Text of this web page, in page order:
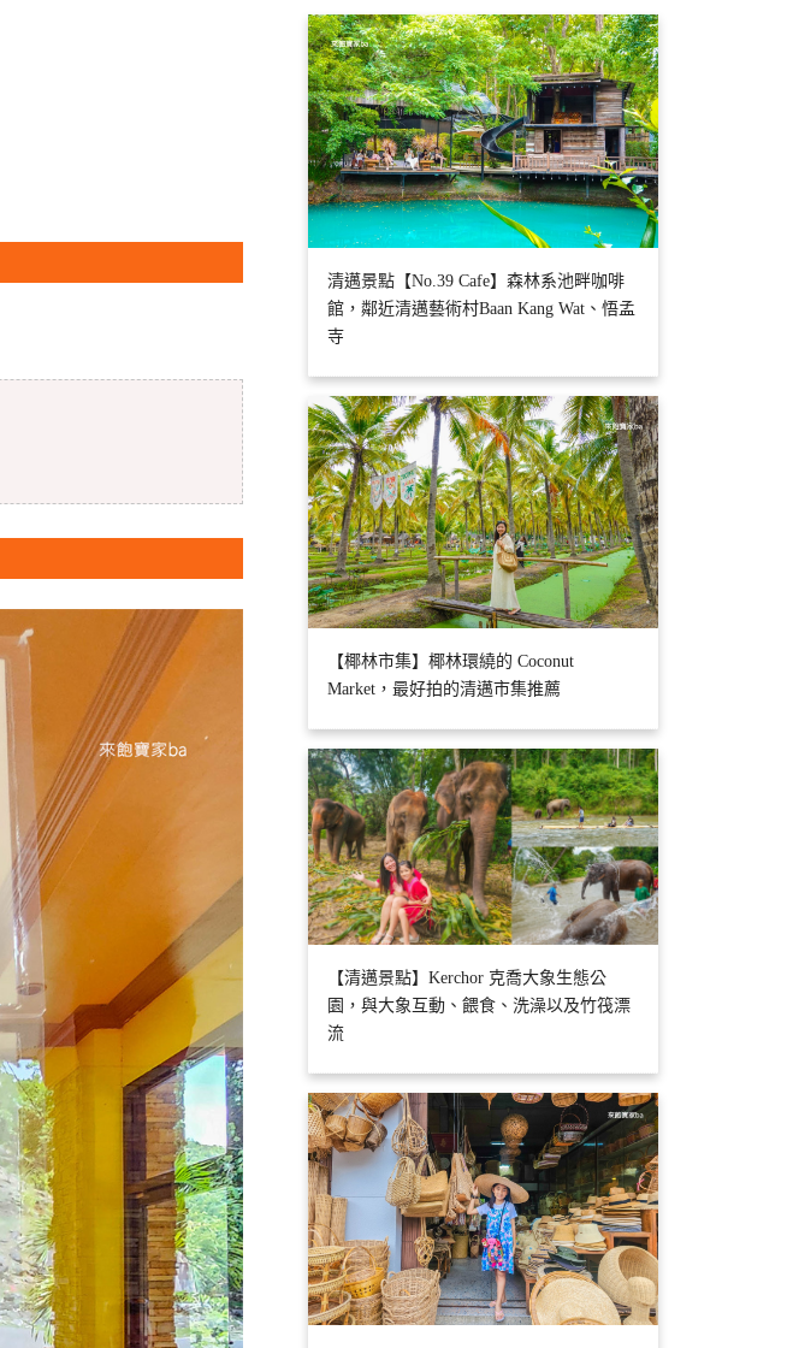
清邁景點【No.39 Cafe】森林系池畔咖啡
館，鄰近清邁藝術村Baan Kang Wat、悟孟
寺
【椰林市集】椰林環繞的 Coconut
Market，最好拍的清邁市集推薦
【清邁景點】Kerchor 克喬大象生態公
園，與大象互動、餵食、洗澡以及竹筏漂
流